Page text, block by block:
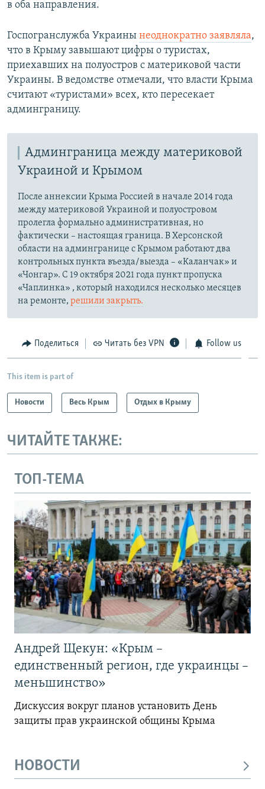
в оба направления.
Госпогранслужба Украины неоднократно заявляла,
что в Крыму завышают цифры о туристах,
приехавших на полуостров с материковой части
Украины. В ведомстве отмечали, что власти Крыма
считают «туристами» всех, кто пересекает
админграницу.
Админграница между материковой
Украиной и Крымом
После аннексии Крыма Россией в начале 2014 года
между материковой Украиной и полуостровом
пролегла формально административная, но
фактически – настоящая граница. В Херсонской
области на админгранице с Крымом работают два
контрольных пункта въезда/выезда – «Каланчак» и
«Чонгар». С 19 октября 2021 года пункт пропуска
«Чаплинка» , который находился несколько месяцев
на ремонте, решили закрыть.
Поделиться Читать без VPN Follow us
This item is part of
Новости Весь Крым Отдых в Крыму
ЧИТАЙТЕ ТАКЖЕ:
ТОП-ТЕМА
Андрей Щекун: «Крым –
единственный регион, где украинцы –
меньшинство»
Дискуссия вокруг планов установить День
защиты прав украинской общины Крыма
НОВОСТИ